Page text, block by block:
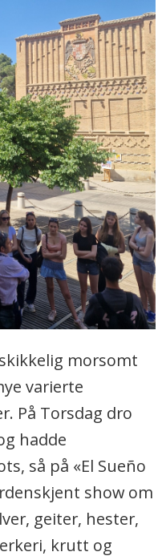
morsomt
varierte
På Torsdag dro
hadde
så på «El Sueño
show om
geiter, hester,
krutt og